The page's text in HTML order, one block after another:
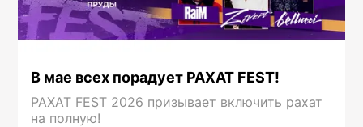
В мае всех порадует РАХАТ FEST!
РАХАТ FEST 2026 призывает включить рахат
на полную!